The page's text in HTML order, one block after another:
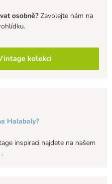
osobně?Zavolejte nám na
kolekci
Halabaly?
inspiraci najdete na našem
.